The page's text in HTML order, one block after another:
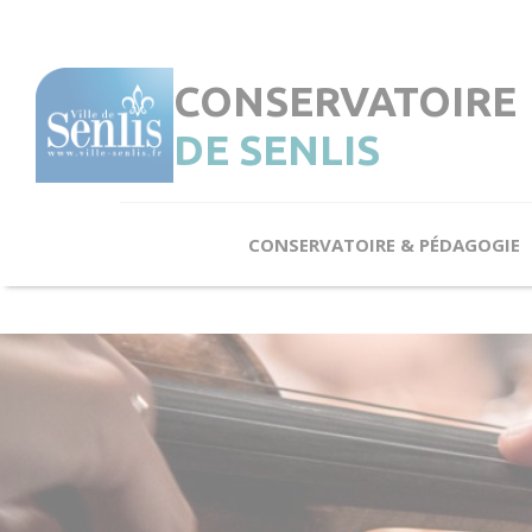
CONSERVATOIRE
DE SENLIS
CONSERVATOIRE & PÉDAGOGIE
Le Conservatoire en quelques notes
L’Enseignement
Éveil & Initiation